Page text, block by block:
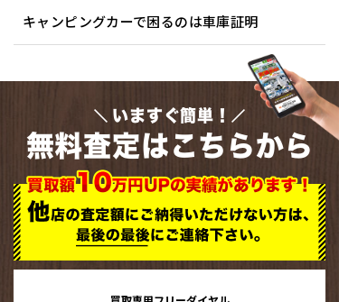
キャンピングカーで困るのは車庫証明
いますぐ簡単！
無料査定はこちらから